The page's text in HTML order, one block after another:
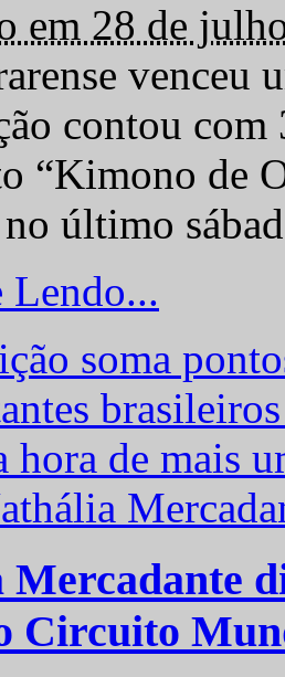
em 28 de
venceu
contou com
“Kimono de
no último
Lendo...
Circuito